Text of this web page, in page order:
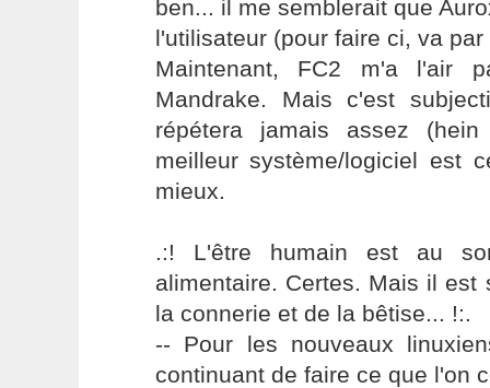
ben... il me semblerait que
l'utilisateur (pour faire ci, va par
Maintenant, FC2 m'a l'air
Mandrake. Mais c'est
répétera jamais assez
meilleur système/logiciel est
mieux.
.:! L'être humain est au
alimentaire. Certes. Mais il est
la connerie et de la bêtise... !:.
-- Pour les nouveaux
continuant de faire ce que l'on